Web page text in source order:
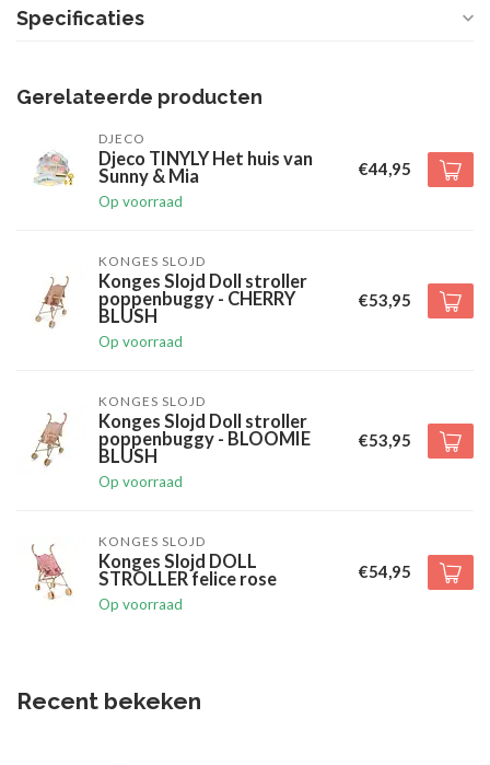
Specificaties
Gerelateerde producten
DJECO
Djeco TINYLY Het huis van
Sunny & Mia
Op voorraad
€44,95
KONGES SLOJD
Konges Slojd Doll stroller
poppenbuggy - CHERRY
BLUSH
Op voorraad
€53,95
KONGES SLOJD
Konges Slojd Doll stroller
poppenbuggy - BLOOMIE
BLUSH
Op voorraad
€53,95
KONGES SLOJD
Konges Slojd DOLL
STROLLER felice rose
Op voorraad
€54,95
Recent bekeken